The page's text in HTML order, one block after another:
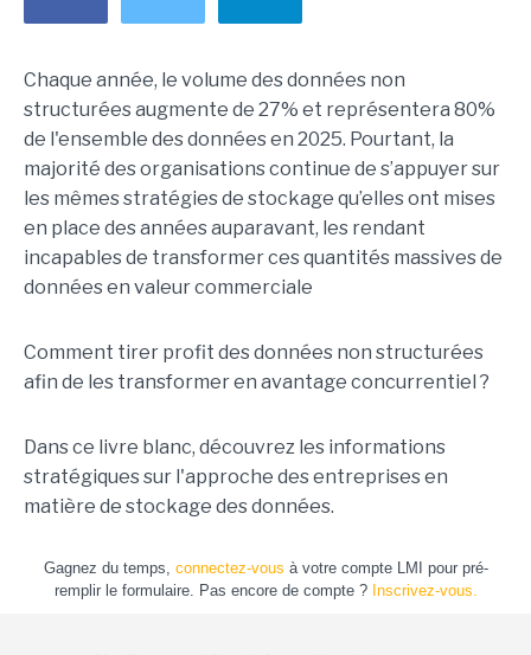
Chaque année, le volume des données non
structurées augmente de 27% et représentera 80%
de l'ensemble des donnéesen 2025. Pourtant, la
majorité des organisations continue de s’appuyer sur
les mêmes stratégies de stockage qu’elles ont mises
en place des années auparavant, les rendant
incapables de transformer ces quantités massives de
données en valeur commerciale
Comment tirer profit des données non structurées
afin de les transformer en avantage concurrentiel ?
Dansce livre blanc, découvrez les informations
stratégiques sur l'approche des entreprises en
matière de stockage des données.
Gagnez du temps, connectez-vous à votre compte LMI pour pré-
remplir le formulaire. Pas encore de compte ? Inscrivez-vous.